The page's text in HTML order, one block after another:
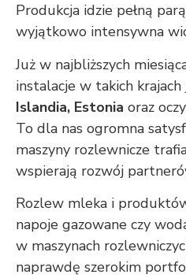
Produkcja idzie pełną
wyjątkowo intensywna
Już w najbliższych
instalacje w takich krajach
Islandia, Estonia oraz
To dla nas ogromna
maszyny rozlewnicze
wspierają rozwój
Rozlew mleka i
napoje gazowane czy
w maszynach
naprawdę szerokim